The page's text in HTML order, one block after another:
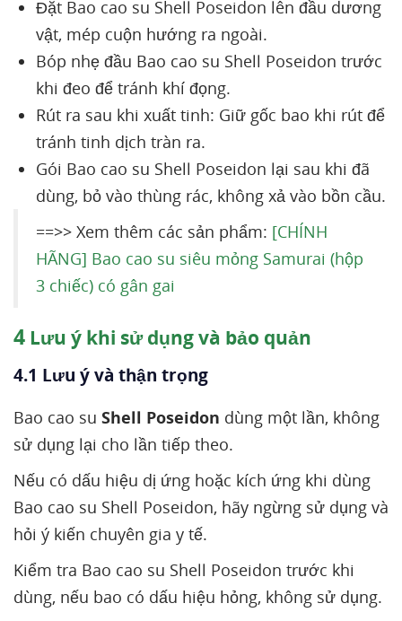
Đặt Bao cao su Shell Poseidon lên đầu dương
vật, mép cuộn hướng ra ngoài.
Bóp nhẹ đầu Bao cao su Shell Poseidon trước
khi đeo để tránh khí đọng.
Rút ra sau khi xuất tinh: Giữ gốc bao khi rút để
tránh tinh dịch tràn ra.
Gói Bao cao su Shell Poseidon lại sau khi đã
dùng, bỏ vào thùng rác, không xả vào bồn cầu.
==>> Xem thêm các sản phẩm: [CHÍNH
HÃNG] Bao cao su siêu mỏng Samurai (hộp
3 chiếc) có gân gai
4 Lưu ý khi sử dụng và bảo quản
4.1 Lưu ý và thận trọng
Bao cao su Shell Poseidon dùng một lần, không
sử dụng lại cho lần tiếp theo.
Nếu có dấu hiệu dị ứng hoặc kích ứng khi dùng
Bao cao su Shell Poseidon, hãy ngừng sử dụng và
hỏi ý kiến chuyên gia y tế.
Kiểm tra Bao cao su Shell Poseidon trước khi
dùng, nếu bao có dấu hiệu hỏng, không sử dụng.